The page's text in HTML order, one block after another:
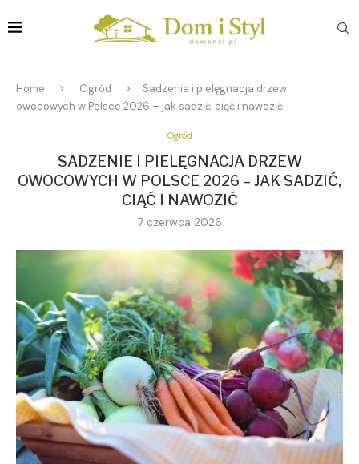
Home Ogród
Sadzenie i pielęgnacja drzew
owocowych w Polsce 2026 – jak sadzić, ciąć i nawozić
Ogród
SADZENIE I PIELĘGNACJA DRZEW
OWOCOWYCH W POLSCE 2026 – JAK SADZIĆ,
CIĄĆ I NAWOZIĆ
7 czerwca 2026